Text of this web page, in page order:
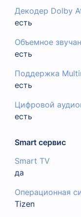
Декодер Dolby
есть
Объемное
есть
Поддержка
есть
Цифровой
есть
Smart сервис
Smart TV
да
Операционная
Tizen